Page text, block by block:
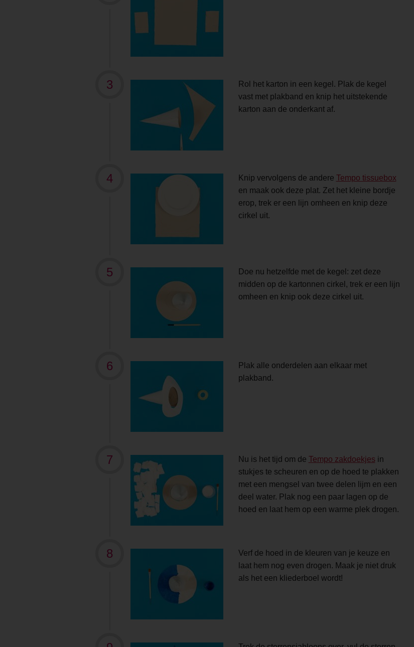
Rol het karton in een kegel. Plak de kegel
vast met plakband en knip het uitstekende
karton aan de onderkant af.
Knip vervolgens de andere Tempo tissuebox
en maak ook deze plat. Zet het kleine bordje
erop, trek er een lijn omheen en knip deze
cirkel uit.
Doe nu hetzelfde met de kegel: zet deze
midden op de kartonnen cirkel, trek er een lijn
omheen en knip ook deze cirkel uit.
Plak alle onderdelen aan elkaar met
plakband.
Nu is het tijd om de Tempo zakdoekjes in
stukjes te scheuren en op de hoed te plakken
met een mengsel van twee delen lijm en een
deel water. Plak nog een paar lagen op de
hoed en laat hem op een warme plek drogen.
Verf de hoed in de kleuren van je keuze en
laat hem nog even drogen. Maak je niet druk
als het een kliederboel wordt!